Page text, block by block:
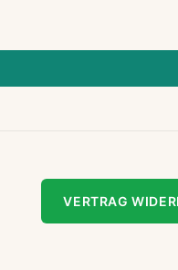
VERTRAG